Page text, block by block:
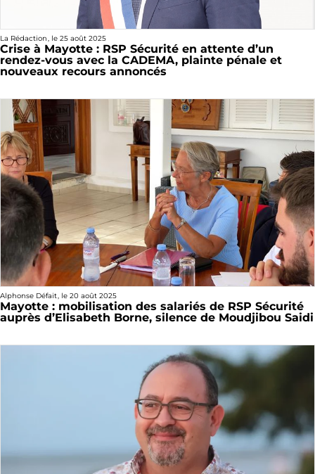
La Rédaction, le 25 août 2025
Crise à Mayotte : RSP Sécurité en attente d’un
rendez-vous avec la CADEMA, plainte pénale et
nouveaux recours annoncés
Alphonse Défait, le 20 août 2025
Mayotte : mobilisation des salariés de RSP Sécurité
auprès d’Elisabeth Borne, silence de Moudjibou Saidi